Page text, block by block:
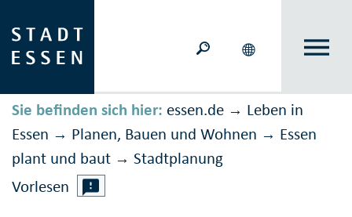
Sie befinden sich hier: essen.de → Leben in
Essen → Planen, Bauen und Wohnen → Essen
plant und baut → Stadtplanung
Vorlesen